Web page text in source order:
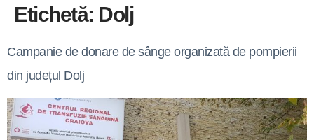
Etichetă: Dolj
Campanie de donare de sânge organizată de pompierii
din județul Dolj